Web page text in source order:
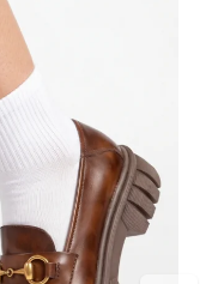
opte pelo maior